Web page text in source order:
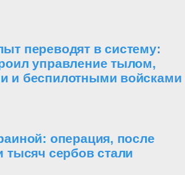
переводят в систему:
управление тылом,
и беспилотными войсками
операция, после
тысяч сербов стали